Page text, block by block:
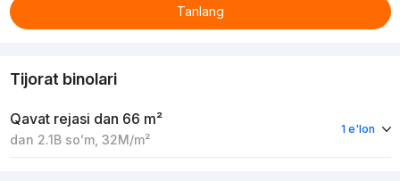
Tanlang
Tijorat binolari
Qavat rejasi dan 66 m²
dan 2.1B soʻm, 32M/m²
1 e'lon